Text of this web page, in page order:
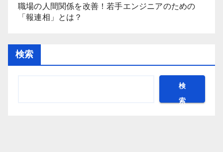
職場の人間関係を改善！若手エンジニアのための
「報連相」とは？
検索
検
索